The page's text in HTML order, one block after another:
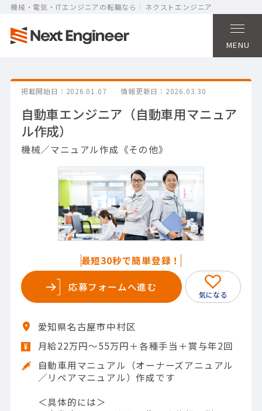
機械・電気・ITエンジニアの転職なら ネクストエンジニア
MENU
掲載開始日 2026.01.07 情報更新日 2026.03.30
自動車エンジニア（自動車用マニュア
ル作成）
機械／マニュアル作成《その他》
最短30秒で簡単登録！
応募フォームへ進む
愛知県名古屋市中村区
月給22万円～55万円＋各種手当＋賞与年2回
自動車用マニュアル（オーナーズアニュアル
／リペアマニュアル）作成です
＜具体的には＞